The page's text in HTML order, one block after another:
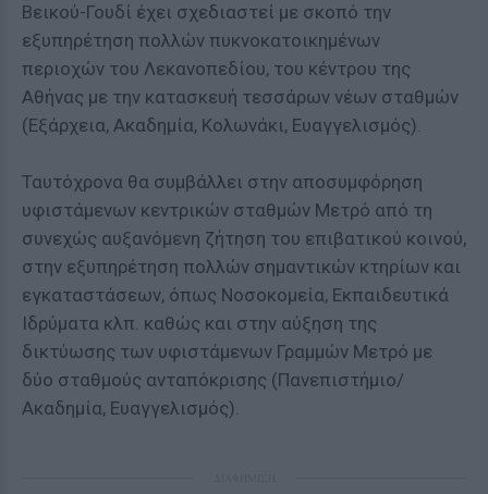
Βεικού-Γουδί έχει σχεδιαστεί με σκοπό την
εξυπηρέτηση πολλών πυκνοκατοικημένων
περιοχών του Λεκανοπεδίου, του κέντρου της
Αθήνας με την κατασκευή τεσσάρων νέων σταθμών
(Εξάρχεια, Ακαδημία, Κολωνάκι, Ευαγγελισμός).
Ταυτόχρονα θα συμβάλλει στην αποσυμφόρηση
υφιστάμενων κεντρικών σταθμών Μετρό από τη
συνεχώς αυξανόμενη ζήτηση του επιβατικού κοινού,
στην εξυπηρέτηση πολλών σημαντικών κτηρίων και
εγκαταστάσεων, όπως Νοσοκομεία, Εκπαιδευτικά
Ιδρύματα κλπ. καθώς και στην αύξηση της
δικτύωσης των υφιστάμενων Γραμμών Μετρό με
δύο σταθμούς ανταπόκρισης (Πανεπιστήμιο/
Ακαδημία, Ευαγγελισμός).